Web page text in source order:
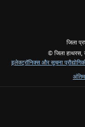
जिला
© जिला हाथरस,
इलेक्ट्रॉनिक्स और सूचना